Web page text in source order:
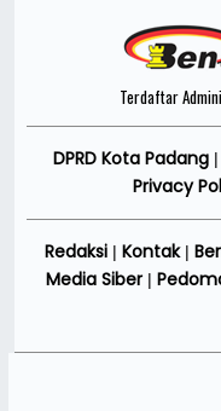
Terdaftar
DPRD Kota Padang|
Privacy
Redaksi| Kontak|
Media Siber|